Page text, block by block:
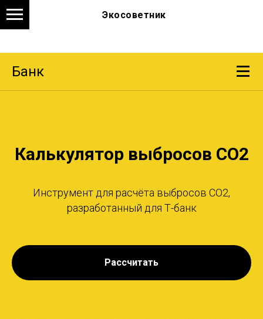
Экосоветник
Банк
Калькулятор выбросов CO2
Инструмент для расчёта выбросов CO2,
разработанный для Т-банк
Рассчитать